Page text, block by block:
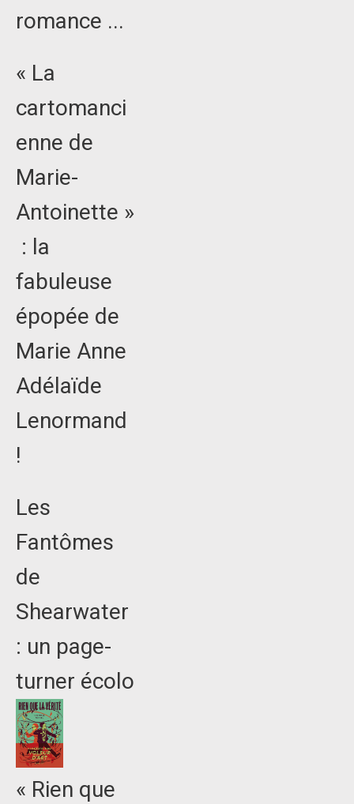
romance ...
« La
cartomanci
enne de
Marie-
Antoinette »
: la
fabuleuse
épopée de
Marie Anne
Adélaïde
Lenormand
!
Les
Fantômes
de
Shearwater
: un page-
turner écolo
« Rien que